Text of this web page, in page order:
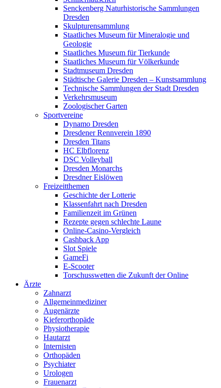
Senckenberg Naturhistorische Sammlungen
Dresden
Skulpturensammlung
Staatliches Museum für Mineralogie und
Geologie
Staatliches Museum für Tierkunde
Staatliches Museum für Völkerkunde
Stadtmuseum Dresden
Städtische Galerie Dresden – Kunstsammlung
Technische Sammlungen der Stadt Dresden
Verkehrsmuseum
Zoologischer Garten
Sportvereine
Dynamo Dresden
Dresdener Rennverein 1890
Dresden Titans
HC Elbflorenz
DSC Volleyball
Dresden Monarchs
Dresdner Eislöwen
Freizeitthemen
Geschichte der Lotterie
Klassenfahrt nach Dresden
Familienzeit im Grünen
Rezepte gegen schlechte Laune
Online-Casino-Vergleich
Cashback App
Slot Spiele
GameFi
E-Scooter
Torschusswetten die Zukunft der Online
Ärzte
Zahnarzt
Allgemeinmediziner
Augenärzte
Kieferorthopäde
Physiotherapie
Hautarzt
Internisten
Orthopäden
Psychiater
Urologen
Frauenarzt